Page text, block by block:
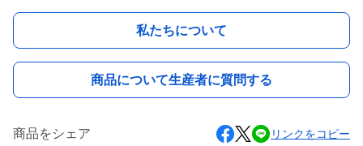
私たちについて
商品について生産者に質問する
商品をシェア リンクをコピー